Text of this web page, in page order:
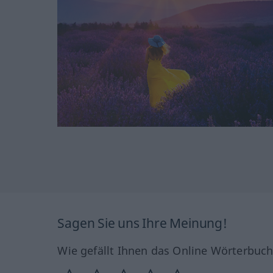
Sagen Sie uns Ihre Meinung!
Wie gefällt Ihnen das Online